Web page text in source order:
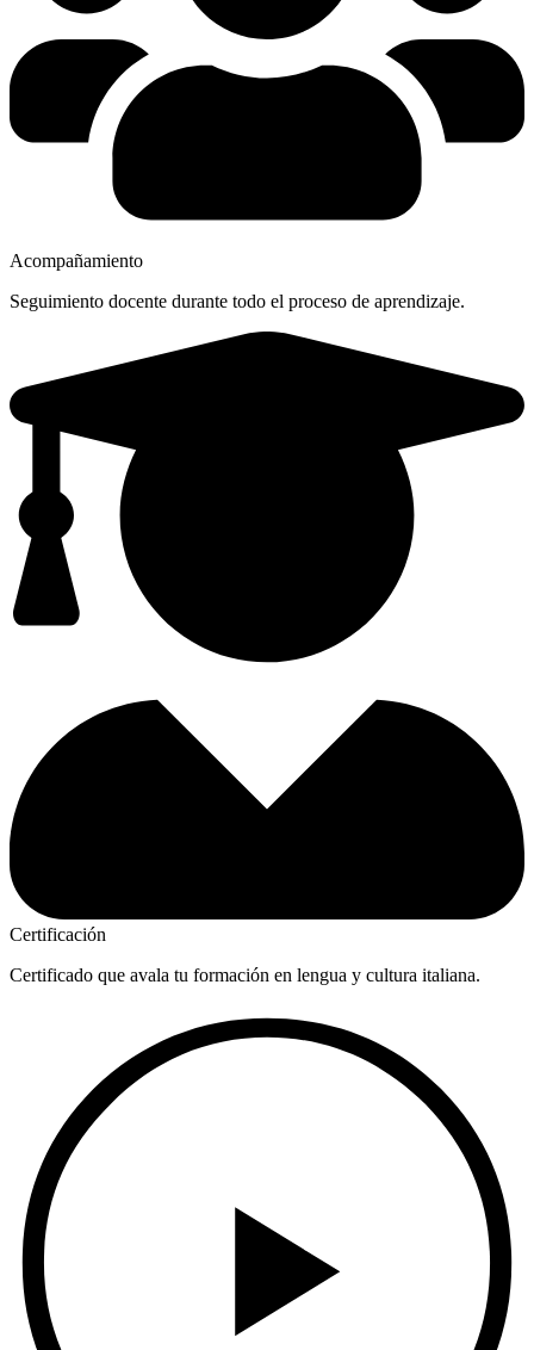
Acompañamiento
Seguimiento docente durante todo el proceso de aprendizaje.
Certificación
Certificado que avala tu formación en lengua y cultura italiana.